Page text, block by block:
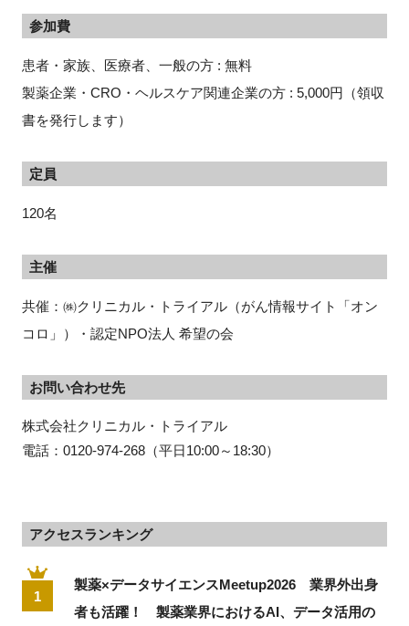
参加費
患者・家族、医療者、一般の方 : 無料
製薬企業・CRO・ヘルスケア関連企業の方 : 5,000円（領収
書を発行します）
定員
120名
主催
共催：㈱クリニカル・トライアル（がん情報サイト「オン
コロ」）・認定NPO法人 希望の会
お問い合わせ先
株式会社クリニカル・トライアル
電話：0120-974-268（平日10:00～18:30）
アクセスランキング
1
製薬×データサイエンスMeetup2026 業界外出身
者も活躍！ 製薬業界におけるAI、データ活用の